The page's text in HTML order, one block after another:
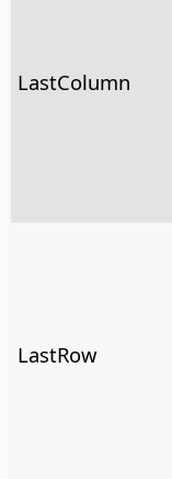
LastColumn
LastRow